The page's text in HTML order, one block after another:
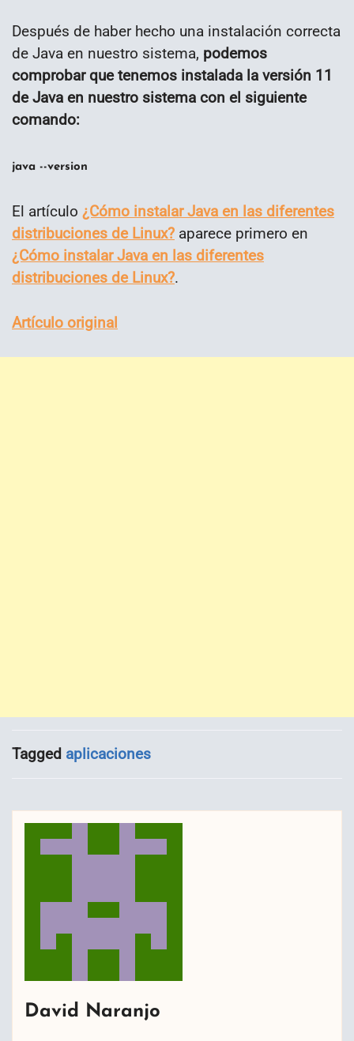
Después de haber hecho una instalación correcta
de Java en nuestro sistema, podemos
comprobar que tenemos instalada la versión 11
de Java en nuestro sistema con el siguiente
comando:
java --version
El artículo ¿Cómo instalar Java en las diferentes
distribuciones de Linux? aparece primero en
¿Cómo instalar Java en las diferentes
distribuciones de Linux?.
Artículo original
Tagged aplicaciones
David Naranjo